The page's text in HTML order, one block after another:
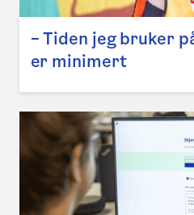
– Tiden jeg bruker
er minimert